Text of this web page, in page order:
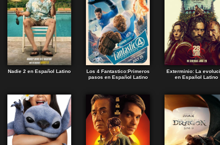
Nadie 2 en Español Latino
Los 4 Fantastico:Primeros
pasos en Español Latino
Exterminio: La
en Español Latino